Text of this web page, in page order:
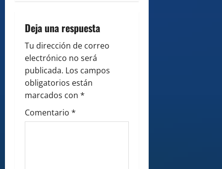
i
g
a
t
i
Deja una respuesta
Tu dirección de correo
electrónico no será
publicada. Los campos
obligatorios están
marcados con *
Comentario *